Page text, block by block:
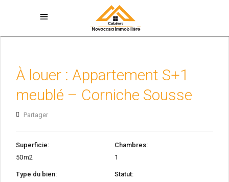
À louer : Appartement S+1
meublé – Corniche Sousse
Partager
Superficie:
50m2
Chambres:
1
Type du bien:
Statut: